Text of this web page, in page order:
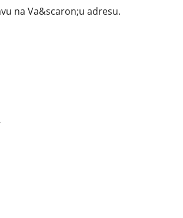
na Va&scaron;u adresu.